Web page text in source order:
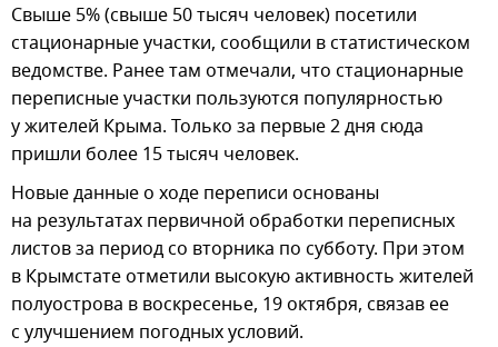
Свыше 5% (свыше 50 тысяч человек) посетили
стационарные участки, сообщили в статистическом
ведомстве. Ранее там отмечали, что стационарные
переписные участки пользуются популярностью
у жителей Крыма. Только за первые 2 дня сюда
пришли более 15 тысяч человек.
Новые данные о ходе переписи основаны
на результатах первичной обработки переписных
листов за период со вторника по субботу. При этом
в Крымстате отметили высокую активность жителей
полуострова в воскресенье, 19 октября, связав ее
с улучшением погодных условий.